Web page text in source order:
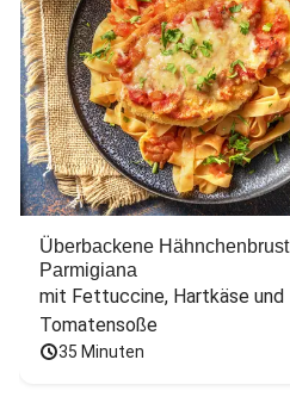
Überbackene Hähnchenbrust
Parmigiana
mit Fettuccine, Hartkäse und
Tomatensoße
35 Minuten